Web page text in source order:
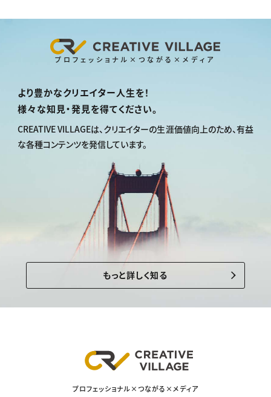
プロフェッショナル×つながる×メディア
より豊かなクリエイター人生を！
様々な知見・発見を得てください。
CREATIVE VILLAGEは、 クリエイターの生涯価値向上のため、有益
な各種コンテンツを発信しています。
もっと詳しく知る
プロフェッショナル×つながる×メディア